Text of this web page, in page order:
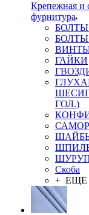
Крепежная и
фурнитура
ГАЙКИ
ГОЛ.)
Скоба
+ ЕЩЕ